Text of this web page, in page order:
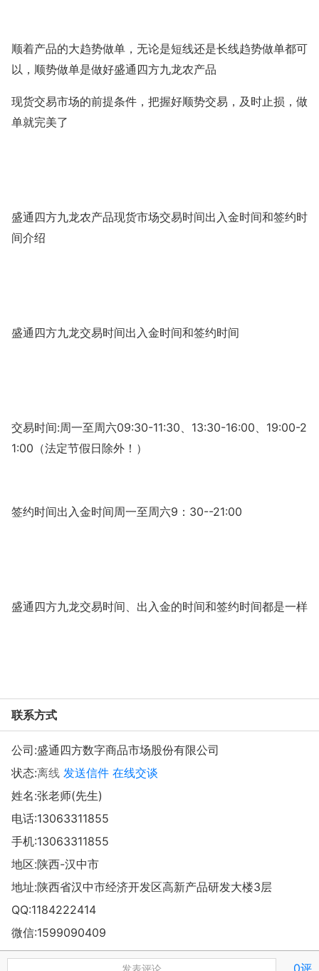
顺着产品的大趋势做单，无论是短线还是长线趋势做单都可
以，顺势做单是做好盛通四方九龙农产品
现货交易市场的前提条件，把握好顺势交易，及时止损，做
单就完美了
盛通四方九龙农产品现货市场交易时间出入金时间和签约时
间介绍
盛通四方九龙交易时间出入金时间和签约时间
交易时间:周一至周六09:30-11:30 13:30-16:00
19:00-2
1:00 （法定节假日除外！）
签约时间出入金时间周一至周六9 ： 30--21:00
盛通四方九龙交易时间、出入金的时间和签约时间都是一样
联系方式
公司:盛通四方数字商品市场股份有限公司
状态:离线 发送信件 在线交谈
姓名:张老师(先生)
电话:13063311855
手机:13063311855
地区:陕西-汉中市
地址:陕西省汉中市经济开发区高新产品研发大楼3层
QQ:1184222414
微信:1599090409
发表评论 0评